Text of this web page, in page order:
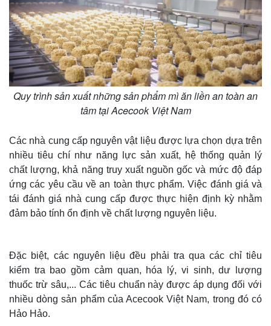
Quy trình sản xuất những sản phẩm mì ăn liền an toàn an
tâm tại Acecook Việt Nam
Các nhà cung cấp nguyên vật liệu được lựa chọn dựa trên
nhiều tiêu chí như năng lực sản xuất, hệ thống quản lý
chất lượng, khả năng truy xuất nguồn gốc và mức độ đáp
ứng các yêu cầu về an toàn thực phẩm. Việc đánh giá và
tái đánh giá nhà cung cấp được thực hiện định kỳ nhằm
đảm bảo tính ổn định về chất lượng nguyên liệu.
Đặc biệt, các nguyên liệu đều phải tra qua các chỉ tiêu
kiểm tra bao gồm cảm quan, hóa lý, vi sinh, dư lượng
thuốc trừ sâu,... Các tiêu chuẩn này được áp dụng đối với
nhiều dòng sản phẩm của Acecook Việt Nam, trong đó có
Hảo Hảo.